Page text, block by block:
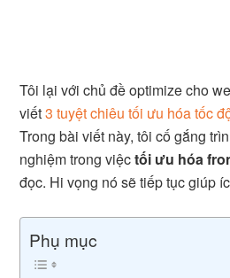
Tôi lại với chủ đề optimize cho
viết3 tuyệt chiêu tối ưu hóa tốc
Trong bài viết này, tôi cố gắng
nghiệm trong việctối ưu hóa
đọc. Hi vọng nó sẽ tiếp tục giúp
Phụ mục